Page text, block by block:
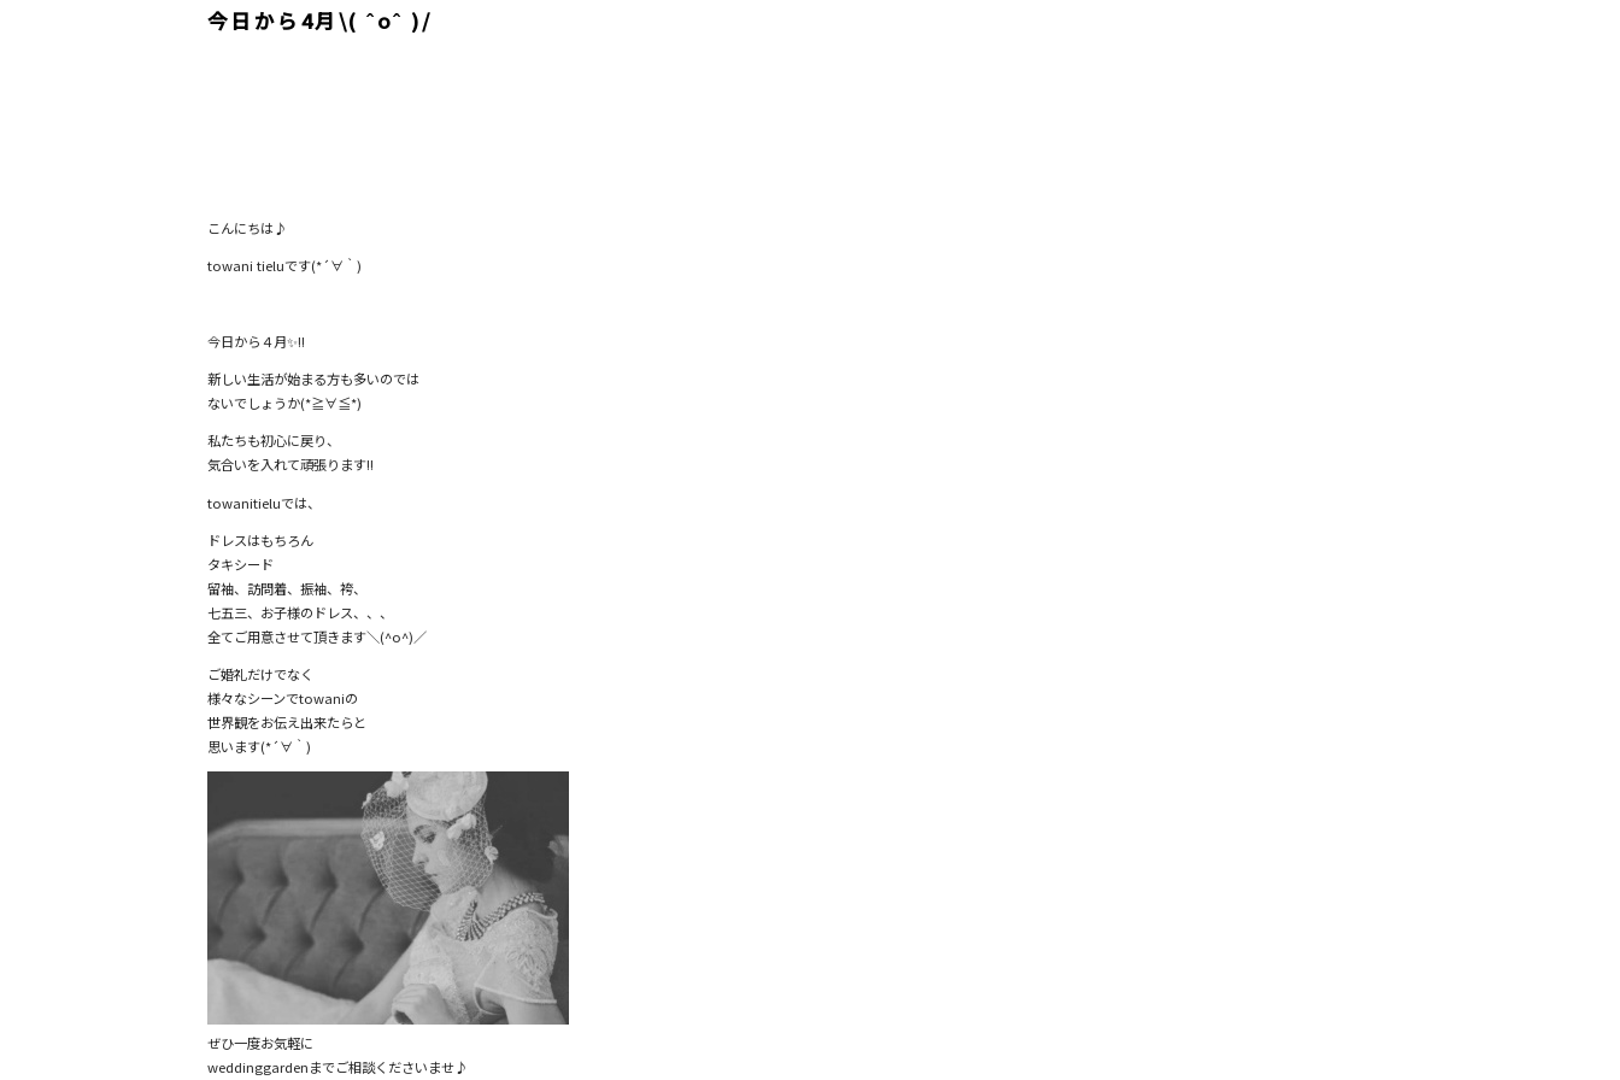
今日から4月\( ˆoˆ )/
こんにちは♪
towani tieluです(*´∀｀)
今日から４月✨!!
新しい生活が始まる方も多いのでは
ないでしょうか(*≧∀≦*)
私たちも初心に戻り、
気合いを入れて頑張ります!!
towanitieluでは、
ドレスはもちろん
タキシード
留袖、訪問着、振袖、袴、
七五三、お子様のドレス、、、
全てご用意させて頂きます＼(^o^)／
ご婚礼だけでなく
様々なシーンでtowaniの
世界観をお伝え出来たらと
思います(*´∀｀)
ぜひ一度お気軽に
weddinggardenまでご相談くださいませ♪